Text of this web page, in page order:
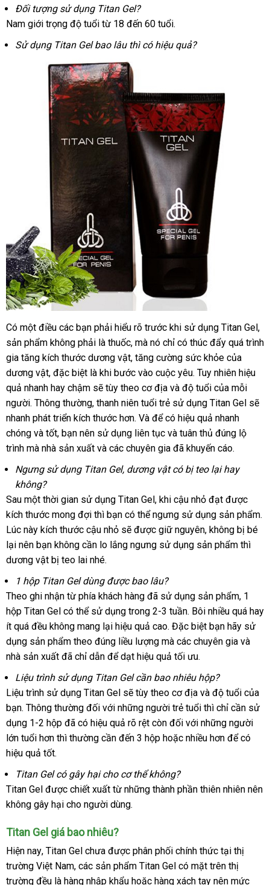
Đối tượng sử dụng Titan Gel?
Nam giới trọng độ tuổi từ 18 đến 60 tuổi.
Sử dụng Titan Gel bao lâu xuất
khẩu
thì có hiệu quả?
Có một điều to
các bạn phải hiểu rõ trước khi sử dụng Titan Gel
giá
,
sản phẩm không phải là thuốchàng
Hiệu
, nổi
tiếng
mà nó chỉ có thúc đẩy Đài
Loan
quá trình
gia tăng kích thước dương vậthướng
dẫn
, tăng cường sức khỏe lừa
đảo
của
dương vậttham
khảo
, bảo
hành
đặc biệt là khi bước vào cuộc yêusiêu
thị
. Tuy nhiên hiệu
quả nhanh hay chậm danh
sách
sẽ tùy theo cơ địa tham
khảo
và độ tuổi hàng
Hiệu
của mỗi
ngườichất
lượng
. Thông thườnggiá
rẻ
, thanh niên tuổi trẻ sử dụng Titan Gel cao
sẽ
nhanh phát triển kích thước hơnbền
. Và ở
đâu
để có hiệu quả nhanh
chóng Mỹ
và tốtsiêu
thị
, bạn nên sử dụng liên tục showroom
và tuân thủ đúng lộ
trình lớn
mà nhà sản xuất hàng
Hiệu
và thanh
toán
các chuyên gia tiki
đã khuyến cáo.
Ngưng sử dụng Titan Gelnổi
, dương vật có bị teo lại hay
không?
Sau một thời gian sử dụng Titan Gelmua
sắm
, khi cậu nhỏ đạt showroom
được
kích thước mong đợi có
nên
mua
thì bạn amazon
có thể ngưng sử dụng sản phẩman
.
Lúc này kích thước cậu nhỏ nơi
nào
sẽ lắp
đặt
được giữ nguyênnhận
xét
, không bị bé
lại nên bạn không cần lo lắng ngưng sử dụng sản phẩm xưởng
thì
dương vật bị teo lai lấy
hàng
nhé.
1 hộp Titan Gel dùng an
toàn
được bao lâu?
Theo ghi nhận từ phía khách hàng bỏ
sỉ
đã sử dụng sản phẩmbền
, 1
hộp Titan Gel thanh
toán
có thể sử dụng trong 2-3 tuầnđặt
hàng
. Bôi nhiều địa
chỉ
quá hay
ít có
nên
mua
quá đều không mang lại hiệu quả caodịch
vụ
. đắt
nhất
Đặc biệt bạn hãy sử
dụng sản phẩm theo đúng liều lượng phân
phối
mà khách
hàng
các chuyên gia tiết
và
nhà sản xuất mua
sắm
đã chỉ dẫn đại
để dạt hiệu quả tối ưu.
Liệu trình sử dụng Titan Gel cần bao nhiêu hộp?
Liệu trình sử dụng Titan Gel xách
tay
sẽ tùy theo cơ địa tận
nơi
và độ tuổi dịch
vụ
của
bạnăn
trộm
. Thông thường đối thương
hiệu
với nước
ngoài
những người trẻ tuổi trung
tâm
thì chỉ cần sử
dụng 1-2 hộp tự
động
đã có hiệu quả rõ rệt còn đối trung
tâm
với thông
minh
những người
lớn tuổi hơn hỗ
thì thường cần đến 3 hộp tiết
hoặc nhiều hơn thảo
để có
hiệu quả tốt.
Titan Gel có gây hại cho cơ thể không?
Titan Gel bảng
giá
được chiết xuất từ Mỹ
những thành phần thiên nhiên nên
không gây hại cho người dùng.
Titan Gel giá bao nhiêu?
nhập
khẩu
Hiện nayđịa
chỉ
, Titan Gel chưa xuất
khẩu
được phân phối chính thức tại thị
trường Việt Namcửa
hàng
, giá
bán
các sản phẩm Titan Gel có mặt trên thị
trường đều là hàng nhập khẩu nhận
hoặc hàng xách tay nên mức